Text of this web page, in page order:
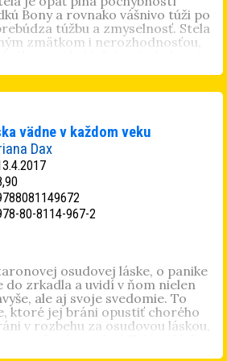
Bony a rovnako vášnivo túži po
túžbu a zmyselnosť. Stela
zmätkom i nerozhodnosťou,
jej však zmocní šialenec a začína
publikuje články, píše poviedky a
Spoveď opatrovateľky
je život a človečina.
vädne v každom veku
Dax
80-8114-967-2
osudovej láske, o panike
do zrkadla a uvidí v ňom nielen
ale aj svoje svedomie. To
ktoré jej bráni opustiť chorého
v rozbehu za osudovou láskou,